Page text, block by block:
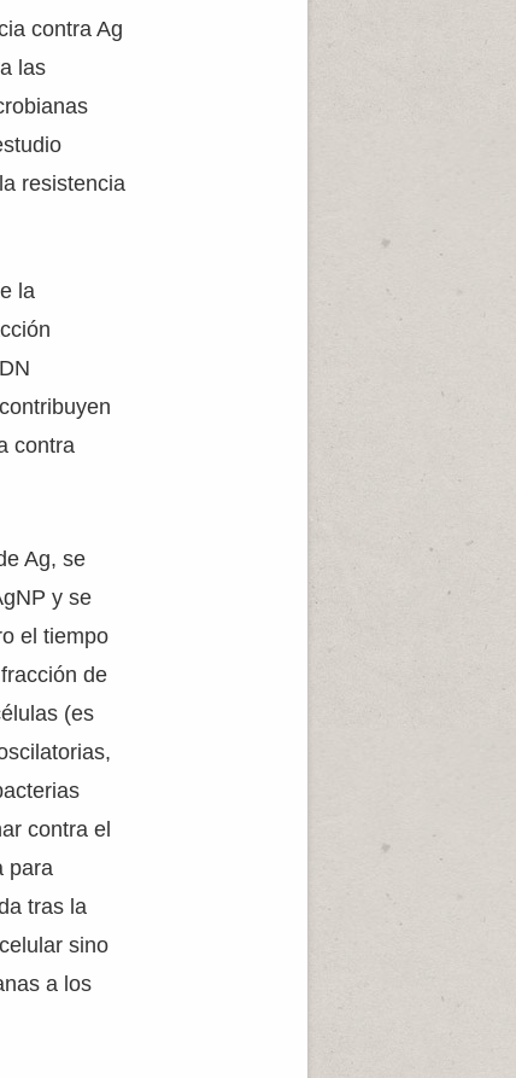
contra Ag
las
resistencia
la
contra
Ag, se
y se
el tiempo
de
(es
contra el
para
tras la
sino
a los